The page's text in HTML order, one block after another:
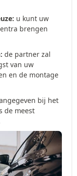
u kunt uw
brengen
de partner zal
van uw
en de montage
bij het
de meest